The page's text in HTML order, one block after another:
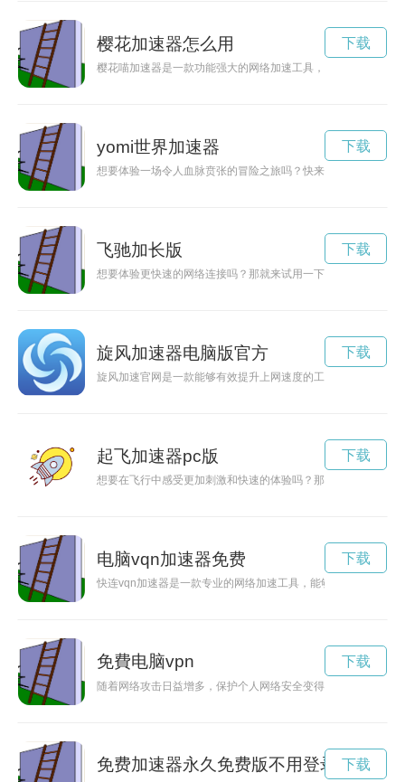
樱花加速器怎么用
樱花喵加速器是一款功能强大的网络加速工具，能够帮助用户
下载
yomi世界加速器
想要体验一场令人血脉贲张的冒险之旅吗？快来体验侏罗纪世
下载
飞驰加长版
想要体验更快速的网络连接吗？那就来试用一下飞驰加速器吧
下载
旋风加速器电脑版官方
旋风加速官网是一款能够有效提升上网速度的工具，让用户能
下载
起飞加速器pc版
想要在飞行中感受更加刺激和快速的体验吗？那就赶紧下载飞
下载
电脑vqn加速器免费
快连vqn加速器是一款专业的网络加速工具，能够有效提升网络
下载
免費电脑vpn
随着网络攻击日益增多，保护个人网络安全变得尤为重要。免
下载
免费加速器永久免费版不用登录 下载